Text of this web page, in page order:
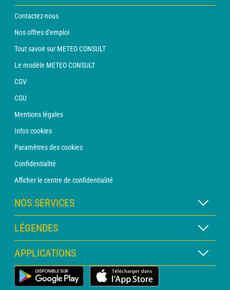
Contactez-nous
Nos offres d'emploi
Tout savoir sur METEO CONSULT
Le modèle METEO CONSULT
CGV
CGU
Mentions légales
Infos cookies
Paramètres des cookies
Confidentialité
Afficher le centre de confidentialité
NOS SERVICES
Abonnement METEO Xpert
Abonnement METEO PRO
Consultation avec un prévisionniste
Bulletin PRO
LÉGENDES
Légende des cartes
Légende des pictogrammes
Glossaire
APPLICATIONS
Application Météo Terrestre